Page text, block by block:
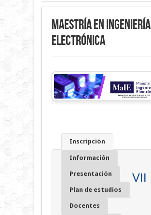
Maestría en Ingeniería
Electrónica
Inscripción
Información
Presentación
Plan de estudios
Docentes
VII